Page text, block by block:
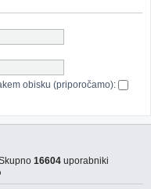
obisku (priporočamo):
16604 uporabniki